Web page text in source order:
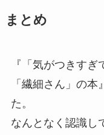
まとめ
『「気がつきす
「繊細さん」の
た。
なんとなく認識し